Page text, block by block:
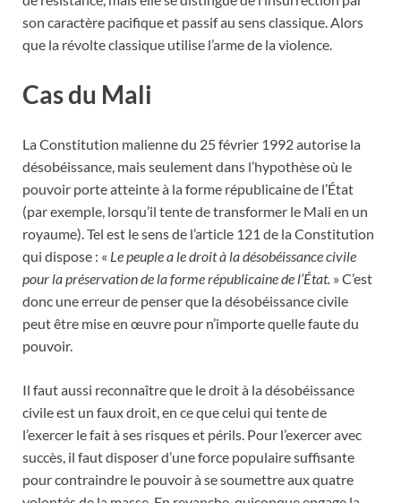
son caractère pacifique et passif au sens classique. Alors
que la révolte classique utilise l’arme de la violence.
Cas du Mali
La Constitution malienne du 25 février 1992 autorise la
désobéissance, mais seulement dans l’hypothèse où le
pouvoir porte atteinte à la forme républicaine de l’État
(par exemple, lorsqu’il tente de transformer le Mali en un
royaume). Tel est le sens de l’article 121 de la Constitution
qui dispose : « Le peuple a le droit à la désobéissance civile
pour la préservation de la forme républicaine de l’État. » C’est
donc une erreur de penser que la désobéissance civile
peut être mise en œuvre pour n’importe quelle faute du
pouvoir.
Il faut aussi reconnaître que le droit à la désobéissance
civile est un faux droit, en ce que celui qui tente de
l’exercer le fait à ses risques et périls. Pour l’exercer avec
succès, il faut disposer d’une force populaire suffisante
pour contraindre le pouvoir à se soumettre aux quatre